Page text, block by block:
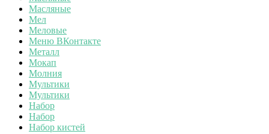
Масляные
Мел
Меловые
Меню ВКонтакте
Металл
Мокап
Молния
Мультики
Мультики
Набор
Набор
Набор кистей